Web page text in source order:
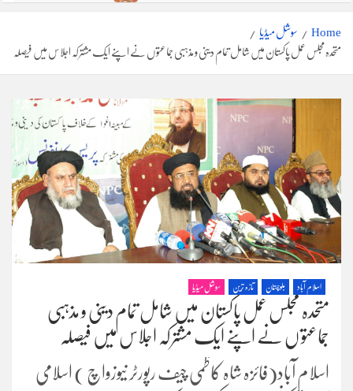
Home سوشل میڈیا
متحدہ مجلس عمل پاکستان میں شامل تمام دینی و مذہبی جماعتو ں نے اپنے ایک مشترکہ اجلاس میں فیصلہ
اسلام آباد بلوچستان تازہ ترین سوشل میڈیا
متحدہ مجلس عمل پاکستان میں شامل تمام دینی و مذہبی
جماعتو ں نے اپنے ایک مشترکہ اجلاس میں فیصلہ
اسلام آباد(فائزہ شاہ کاظمی چیف رپورٹر نیوزواچ ) اسلامی